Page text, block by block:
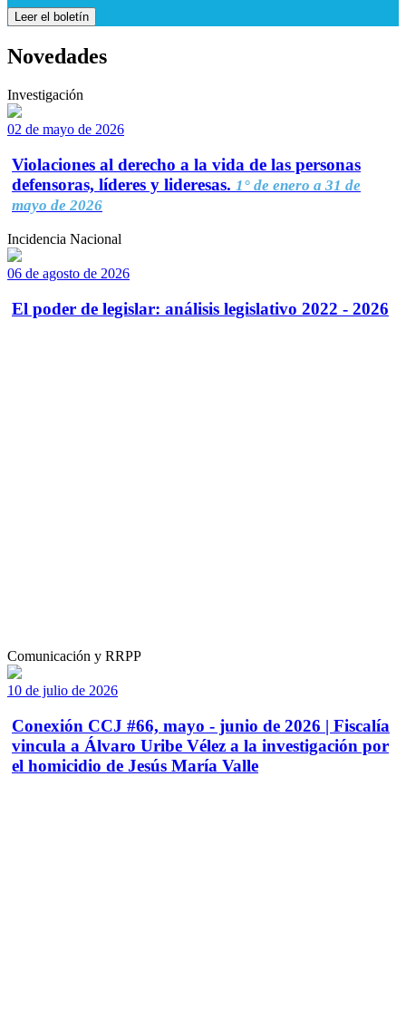
Leer el boletín
Novedades
Investigación
02 de mayo de 2026
Violaciones al derecho a la vida de las personas
defensoras, líderes y lideresas. 1° de enero a 31 de
mayo de 2026
Incidencia Nacional
06 de agosto de 2026
El poder de legislar: análisis legislativo 2022 - 2026
Comunicación y RRPP
10 de julio de 2026
Conexión CCJ #66, mayo - junio de 2026 | Fiscalía
vincula a Álvaro Uribe Vélez a la investigación por
el homicidio de Jesús María Valle